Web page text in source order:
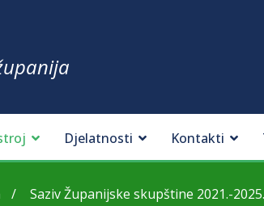
Djelatnosti Kontakti
Saziv Županijske skupštine 2021.-2025.